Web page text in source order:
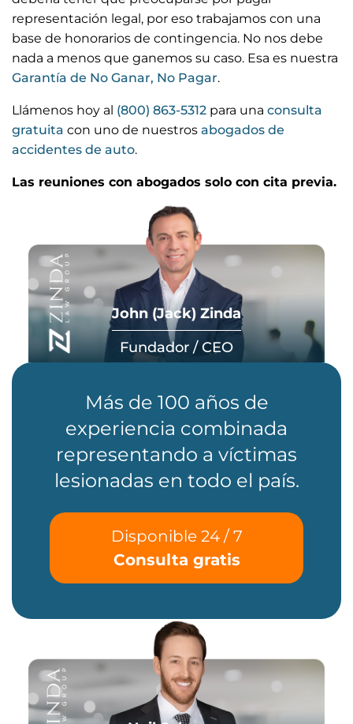
representación legal, por eso trabajamos con una
base de honorarios de contingencia. No nos debe
nada a menos que ganemos su caso. Esa es nuestra
Garantía de No Ganar, No Pagar.
Llámenos hoy al (800) 863-5312 para una consulta
gratuita con uno de nuestros abogados de
accidentes de auto.
Las reuniones con abogados solo con cita previa.
John (Jack) Zinda
Fundador / CEO
Más de 100 años de
experiencia combinada
representando a víctimas
lesionadas en todo el país.
Disponible 24 / 7
Consulta gratis